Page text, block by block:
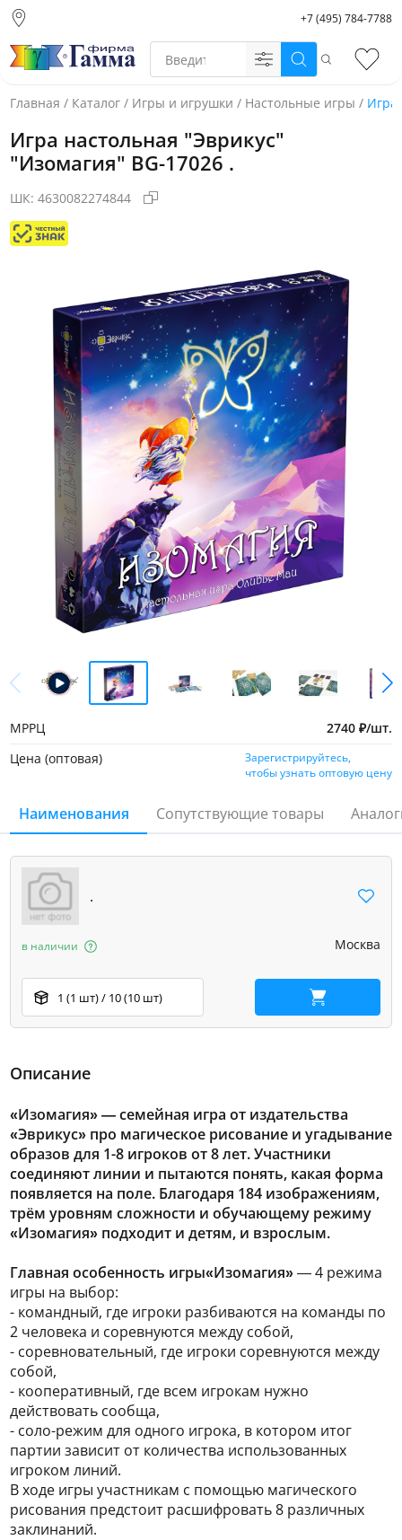
склад)
Санкт-Петербург
Екатеринбург
+7 (495) 784-7788
Поиск
Главная / Каталог / Игры и игрушки / Настольные игры / Игра
Игра настольная "Эврикус"
"Изомагия" BG-17026 .
ШК: 4630082274844
МРРЦ 2740 ₽/шт.
Цена (оптовая)
Зарегистрируйтесь,
чтобы узнать оптовую цену
Наименования Сопутствующие товары
.
Москва
в наличии
1 (1 шт) / 10 (10 шт) В корзину
Описание
«Изомагия» — семейная игра от издательства
«Эврикус» про магическое рисование и угадывание
образов для 1-8 игроков от 8 лет. Участники
соединяют линии и пытаются понять, какая форма
появляется на поле. Благодаря 184 изображениям,
трём уровням сложности и обучающему режиму
«Изомагия» подходит и детям, и взрослым.
Главная особенность игры«Изомагия»— 4 режима
игры на выбор:
- командный, где игроки разбиваются на команды по
2 человека и соревнуются между собой,
- соревновательный, где игроки соревнуются между
собой,
- кооперативный, где всем игрокам нужно
действовать сообща,
- соло-режим для одного игрока, в котором итог
партии зависит от количества использованных
игроком линий.
В ходе игры участникам с помощью магического
рисования предстоит расшифровать 8 различных
заклинаний.